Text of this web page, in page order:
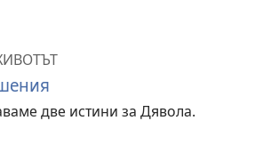
две истини за Дявола.